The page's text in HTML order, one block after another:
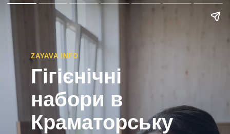
ZAYAVA INFO
Гігієнічні
набори в
Краматорську